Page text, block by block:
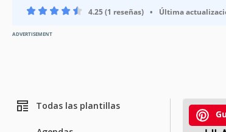
4.25 (1 reseñas) • Última
ADVERTISEMENT
Todas las plantillas